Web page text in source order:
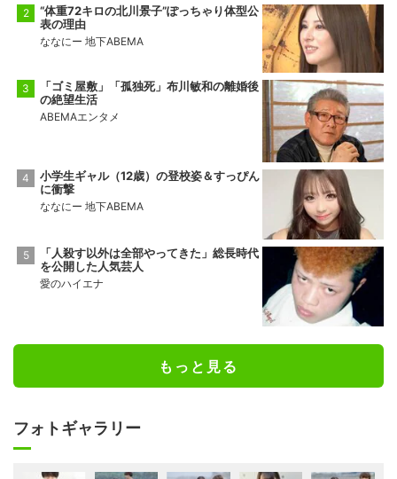
“体重72キロの北川景子”ぽっちゃり体型公
表の理由
ななにー 地下ABEMA
「ゴミ屋敷」「孤独死」布川敏和の離婚後
の絶望生活
ABEMAエンタメ
小学生ギャル（12歳）の登校姿＆すっぴん
に衝撃
ななにー 地下ABEMA
「人殺す以外は全部やってきた」総長時代
を公開した人気芸人
愛のハイエナ
もっと見る
フォトギャラリー